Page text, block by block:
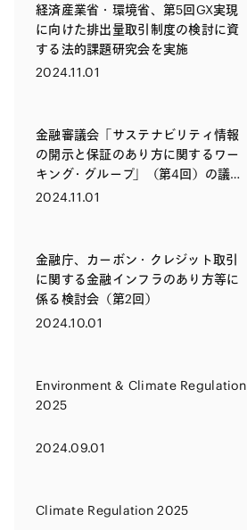
経済産業省・環境省、第5回GX実現
に向けた排出量取引制度の検討に資
する法的課題研究会を実施
2024.11.01
金融審議会「サステナビリティ情報
の開示と保証のあり方に関するワー
キング・グループ」（第4回）の議論
状況
2024.11.01
金融庁、カーボン・クレジット取引
に関する金融インフラのあり方等に
係る検討会（第2回）
2024.10.01
Environment & Climate Regulation
2025
2024.09.01
Climate Regulation 2025